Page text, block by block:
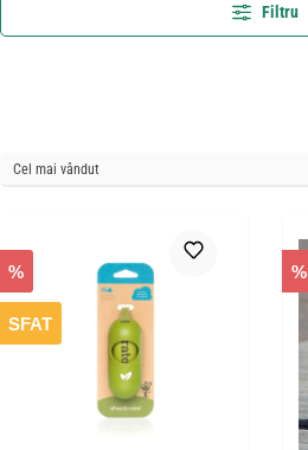
Filtru
%
SFAT
%